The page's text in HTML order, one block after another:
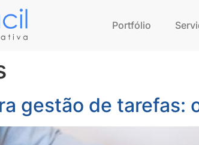
Portfólio
gestão de tarefas: